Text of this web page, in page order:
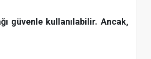
güvenle kullanılabilir. Ancak,